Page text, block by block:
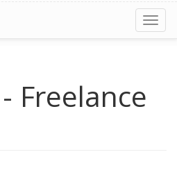
Freelance